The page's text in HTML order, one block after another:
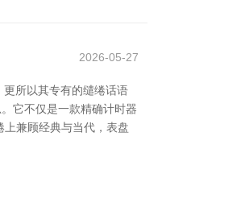
2026-05-27
所以其专有的缱绻话语
它不仅是一款精确计时器
兼顾经典与当代，表盘